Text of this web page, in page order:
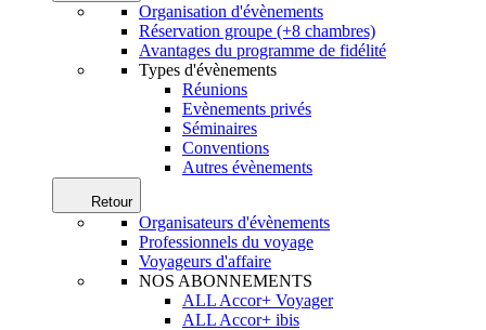
Organisation d'évènements
Réservation groupe (+8 chambres)
Avantages du programme de fidélité
Types d'évènements
Réunions
Evènements privés
Séminaires
Conventions
Autres évènements
Retour
Organisateurs d'évènements
Professionnels du voyage
Voyageurs d'affaire
NOS ABONNEMENTS
ALL Accor+ Voyager
ALL Accor+ ibis